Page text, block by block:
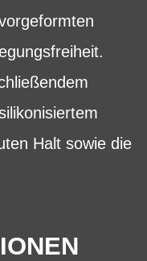
Halt sowie die